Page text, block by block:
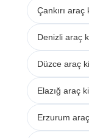
Çankırı araç
Denizli araç
Düzce araç
Elazığ araç
Erzurum